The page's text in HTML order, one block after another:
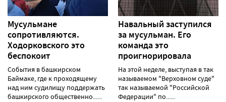
Мусульмане
сопротивляются.
Ходорковского это
беспокоит
События в башкирском
Баймаке, где к проходящему
над ним судилищу поддержать
башкирского общественно......
Навальный заступился
за мусульман. Его
команда это
проигнорировала
На этой неделе, выступая в так
называемом "Верховном суде"
так называемой "Российской
Федерации" по......